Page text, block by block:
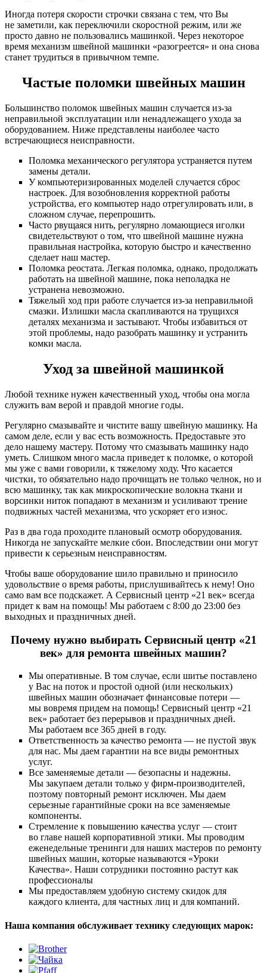
Иногда потеря скорости строчки связана с тем, что Вы
не заметили, как переключили скоростной режим, или же
просто давно не пользовались машинкой. Через некоторое
время механизм швейной машинки «разогреется» и она снова
станет трудиться в привычном темпе.
Частые поломки швейных машин
Большинство поломок швейных машин случается из-за
неправильной эксплуатации или ненадлежащего ухода за
оборудованием. Ниже представлены наиболее часто
встречающиеся неисправности.
Поломка механического регулятора устраняется путем
замены детали.
У компьютеризированных моделей случается сброс
настроек. Для возобновления корректной работы
устройства, его компьютер надо отрегулировать или, в
сложном случае, перепрошить.
Часто рвущаяся нить, регулярно ломающиеся иголки
свидетельствуют о том, что швейной машине нужна
правильная настройка, которую быстро и качественно
сделает наш мастер.
Поломка реостата. Легкая поломка, однако, продолжать
работать на швейной машине, пока неполадка не
устранена невозможно.
Тяжелый ход при работе случается из-за неправильной
смазки. Излишки масла скапливаются на трущихся
деталях механизма и застывают. Чтобы избавиться от
этой проблемы, надо разобрать машинку и устранить
комки масла.
Уход за швейной машинкой
Любой технике нужен качественный уход, чтобы она могла
служить вам верой и правдой многие годы.
Регулярно смазывайте и чистите вашу швейную машинку. На
самом деле, если у вас есть возможность. Предоставьте это
дело нашему мастеру. Потому что смазывать машинку надо
уметь. Слишком много масла приведет к поломке, о которой
мы уже с вами говорили, к тяжелому ходу. Что касается
чистки, то обязательно надо прочищать не только челнок, но и
всю машинку, так как микроскопические волокна ткани и
ворсинки ниток попадают в механизм и усиливают трение
подвижных частей механизма, что ускоряет его износ.
Раз в два года проходите плановый осмотр оборудования.
Никогда не запускайте мелкие сбои. Впоследствии они могут
привести к серьезным неисправностям.
Чтобы ваше оборудование шило правильно и приносило
удовольствие о время работы, прислушивайтесь к нему! Оно
само вам все подскажет. А Сервисный центр «21 век» всегда
придет к вам на помощь! Мы работаем с 8:00 до 23:00 без
выходных и праздничных дней.
Почему нужно выбирать Сервисный центр «21
век» для ремонта швейных машин?
Мы оперативные. В том случае, если шитье поставлено
у Вас на поток и простой одной (или нескольких)
швейных машин обозначает финансовые потери —
мы вовремя придем на помощь! Сервисный центр «21
век» работает без перерывов и праздничных дней.
Мы работаем все 365 дней в году.
Ответственность за качество ремонта — не пустой звук
для нас. Мы даем гарантии на все виды ремонтных
услуг.
Все заменяемые детали — безопасны и надежны.
Мы закупаем детали только у фирм-производителей,
поэтому повторный ремонт исключен. Мы даем
серьезные гарантийные сроки на все заменяемые
компоненты.
Стремление к повышению качества услуг — стоит
во главе нашей корпоративной этики. Мы проводим
еженедельные тренинги для наших мастеров по ремонту
швейных машин, которые называются «Уроки
Качества». Наши сотрудники постоянно растут как
профессионалы
Мы предоставляем удобную систему скидок для
каждого клиента, для частных лиц и для компаний.
Наша компания обслуживает технику следующих марок: